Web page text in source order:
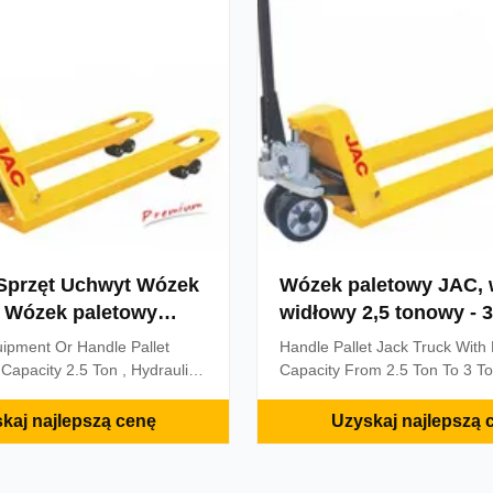
Uchwyt Wózek
paletowy
LiftOr Handle Pallet
2.5 Ton , Hydraulic
without welding , no any
najlepszą cenę
Wózek paletowy JAC,
widłowy 2,5 tonowy -
ładowność
Handle Pallet Jack Truck With
Capacity From 2.5 Ton To 3
Hydraulic Truck , Red or
Advantages: • Most standard
strengthening ribbing under
Uzyskaj najlepszą